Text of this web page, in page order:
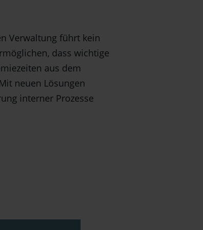
Verwaltung führt kein
dass wichtige
aus dem
neuen Lösungen
interner Prozesse